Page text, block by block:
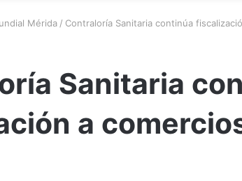
Mérida / Contraloría Sanitaria continúa
Sanitaria
a